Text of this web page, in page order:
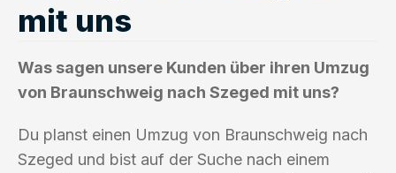
mit uns
Was sagen unsere Kunden über ihren Umzug
von Braunschweig nach Szeged mit uns?
Du planst einen Umzug von Braunschweig nach
Szeged und bist auf der Suche nach einem